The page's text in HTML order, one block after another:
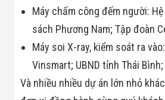
Máy chấm công đếm người:
sách Phương Nam; Tập đoàn
Máy soi X-ray, kiểm soát ra
Vinsmart; UBND tỉnh Thái
Và nhiều nhiều dự án lớn nhỏ